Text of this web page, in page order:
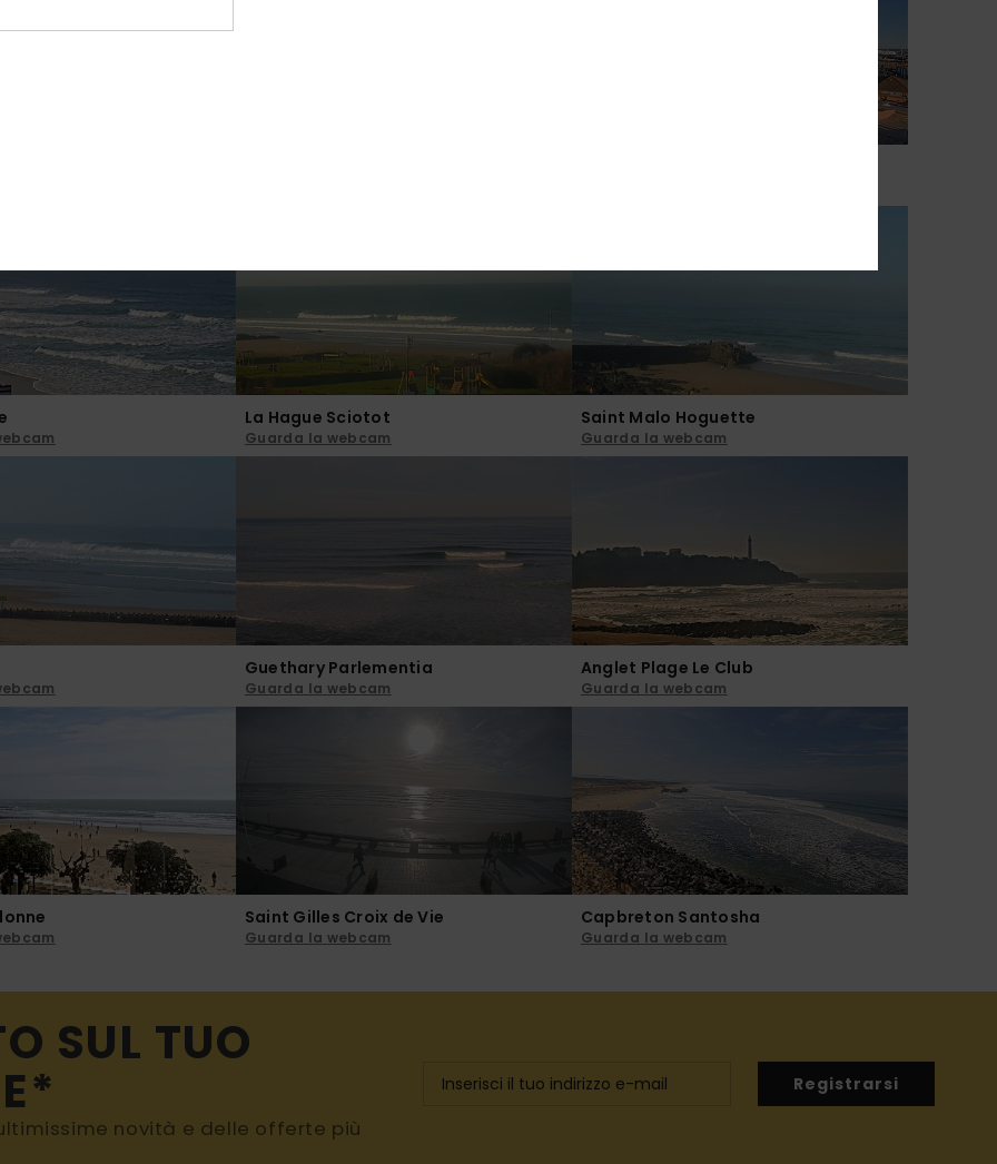
La Hague Sciotot
Guarda la webcam
Saint Malo Hoguette
Guarda la webcam
Guethary Parlementia
Guarda la webcam
Anglet Plage Le Club
Guarda la webcam
Saint Gilles Croix de Vie
Guarda la webcam
Capbreton Santosha
Guarda la webcam
SUL TUO
novità e delle offerte più
Registrarsi